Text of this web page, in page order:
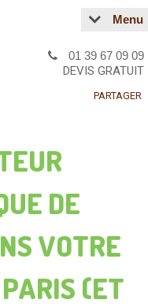
01 39 67 09 09
DEVIS GRATUIT
PARTAGER
Menu
DE
VOTRE
(ET